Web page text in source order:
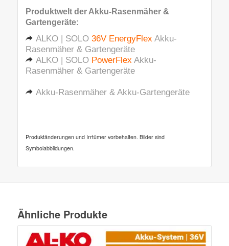
Produktwelt der Akku-Rasenmäher &
Gartengeräte:
ALKO | SOLO36V EnergyFlex Akku-
Rasenmäher & Gartengeräte
ALKO | SOLO PowerFlex Akku-
Rasenmäher & Gartengeräte
Akku-Rasenmäher & Akku-Gartengeräte
Produktänderungen und Irrtümer vorbehalten. Bilder sind
Symbolabbildungen.
Ähnliche Produkte